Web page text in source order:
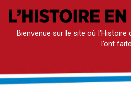
Aller
contenuBienvenue sur le site où
l’ont faite